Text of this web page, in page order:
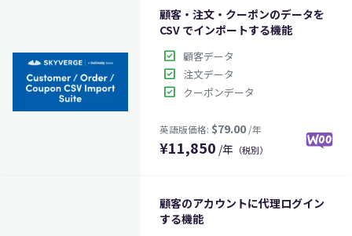
英語版価格: $79.00
顧客・注文・クーポンのデータを
CSV でインポートする機能
check_box 顧客データ
check_box 注文データ
check_box クーポンデータ
¥11,850 /年 （税別）
顧客のアカウントに代理ログイン
する機能